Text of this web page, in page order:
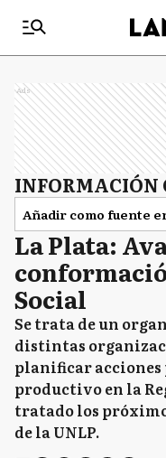
Ads
INFORMACIÓN
Añadir como fuente
La Plata:
Social
Se trata de un
distintas
planificar
productivo en la
tratado los
de la UNLP.